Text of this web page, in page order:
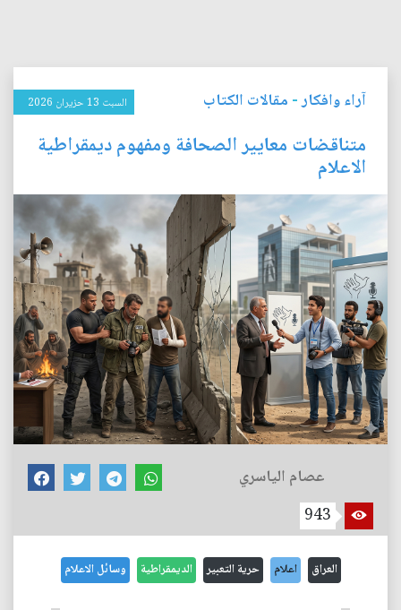
آراء وافكار- مقالات الكتاب السبت 13 حزيران 2026
متناقضات معايير الصحافة ومفهوم ديمقراطية
الاعلام
عصام الياسري
943
العراق اعلام حرية التعبير الديمقراطية وسائل الاعلام